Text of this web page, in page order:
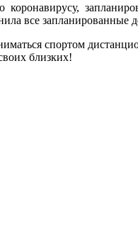
все запланированные
спортом
близких!